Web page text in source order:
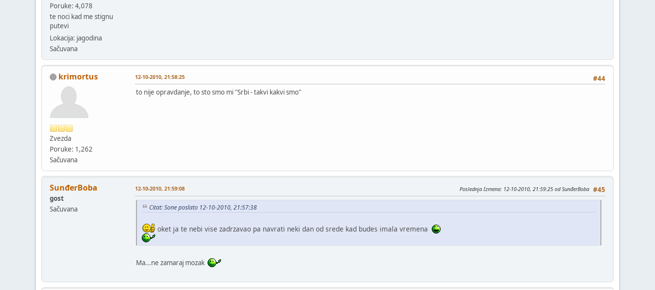
Poruke: 4,078
te noci kad me stignu
putevi
Lokacija: jagodina
Sačuvana
krimortus
Zvezda
Poruke: 1,262
Sačuvana
#44
12-10-2010, 21:58:25
to nije opravdanje, to sto smo mi "Srbi - takvi kakvi smo"
SunđerBoba
gost
Sačuvana
#45
12-10-2010, 21:59:08 Poslednja Izmena: 12-10-2010, 21:59:25 od SunđerBoba
Citat: Sone poslato 12-10-2010, 21:57:38
oket ja te nebi vise zadrzavao pa navrati neki dan od srede kad budes imala vremena
Ma...ne zamaraj mozak